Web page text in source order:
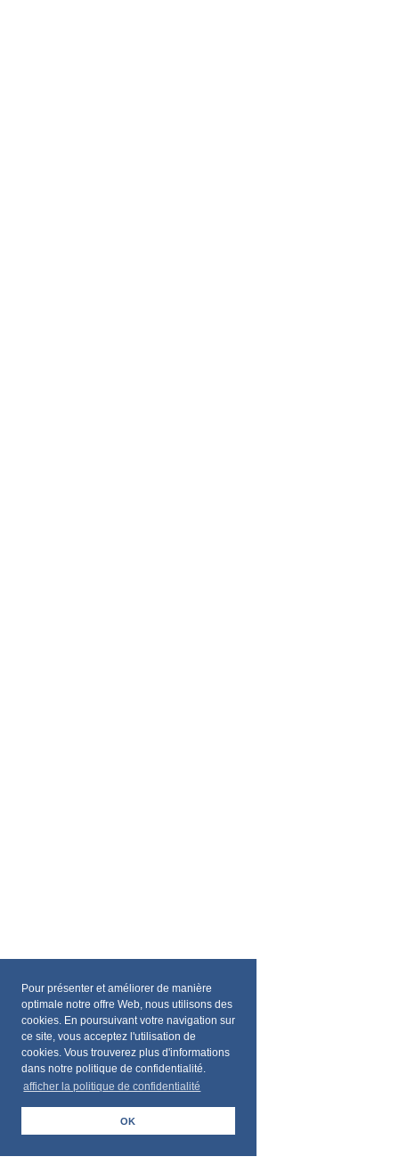
Pour présenter et améliorer de manière
optimale notre offre Web, nous utilisons des
cookies. En poursuivant votre navigation sur
ce site, vous acceptez l'utilisation de
cookies. Vous trouverez plus d'informations
dans notre politique de confidentialité.
afficher la politique de confidentialité
OK